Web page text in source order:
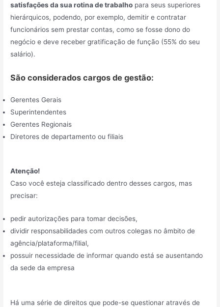
satisfações da sua rotina de trabalho para seus superiores
hierárquicos, podendo, por exemplo, demitir e contratar
funcionários sem prestar contas, como se fosse dono do
negócio e deve receber gratificação de função (55% do seu
salário).
São considerados cargos de gestão:
Gerentes Gerais
Superintendentes
Gerentes Regionais
Diretores de departamento ou filiais
Atenção!
Caso você esteja classificado dentro desses cargos, mas
precisar:
pedir autorizações para tomar decisões,
dividir responsabilidades com outros colegas no âmbito de
agência/plataforma/filial,
possuir necessidade de informar quando está se ausentando
da sede da empresa
Há uma série de direitos que pode-se questionar através de